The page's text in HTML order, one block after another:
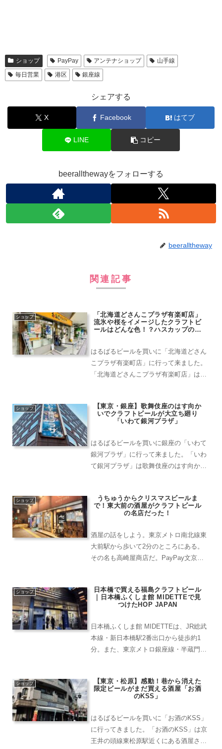
ショップ PayPay アンテナショップ
山手線
毎日営業
港区 銀座線
シェアする
X Facebook はてブ
LINE コピー
beerallthewayをフォローする
beeralltheway
関連記事
ショップ
「北海道どさんこプラザ有楽町店」
流氷や桜をイメージしたクラフトビ
ールはどんな色！？ハスカップのビ
はるばるビールを買いに「北海道どさん
こプラザ有楽町店」に行って来ました。
「北海道どさんこプラザ有楽町店」は東
し、アンテナショップダンジョンと言っ
ても過言ではありません。コ...
ショップ
【東京・銀座】歌舞伎座のはす向か
いでクラフトビールが大立ち廻り
「いわて銀河プラザ」
はるばるビールを買いに銀座の「いわて
銀河プラザ」に行って来ました。「いわ
て銀河プラザ」は歌舞伎座のはす向かい
舗です。こちらのお店では、観光案内や
移住相談のブース...
ショップ
うちゅうからクリスマスビールま
で！東大前の酒屋がクラフトビール
の名店だった！
酒屋の話をしよう。東京メトロ南北線東
大前駅から歩いて2分のところにある。
その名も高崎屋商店だ。PayPay文京区
が外に飾られたベルギービールのグラス
の数々。「おや」と思...
ショップ
日本橋で買える福島クラフトビール
｜日本橋ふくしま館 MIDETTEで見
つけたHOP JAPAN
日本橋ふくしま館 MIDETTEは、JR総武
本線・新日本橋駅2番出口から徒歩約1
分。また、東京メトロ銀座線・半蔵門線
らアクセスしやすい立地にあります。福
島といえば、...
ショップ
【東京・松原】感動！巷から消えた
限定ビールがまだ買える酒屋「お酒
のKSS」
はるばるビールを買いに「お酒のKSS」
に行ってきました。「お酒のKSS」は京
王井の頭線東松原駅近くにある酒屋さ